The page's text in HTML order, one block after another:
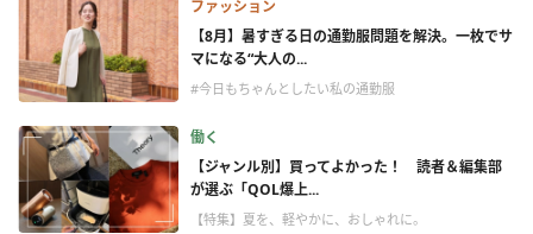
ファッション
【8月】暑すぎる日の通勤服問題を解決。一枚でサ
マになる“大人の...
#今日もちゃんとしたい私の通勤服
働く
【ジャンル別】買ってよかった！ 読者＆編集部
が選ぶ「QOL爆上...
【特集】夏を、軽やかに、おしゃれに。